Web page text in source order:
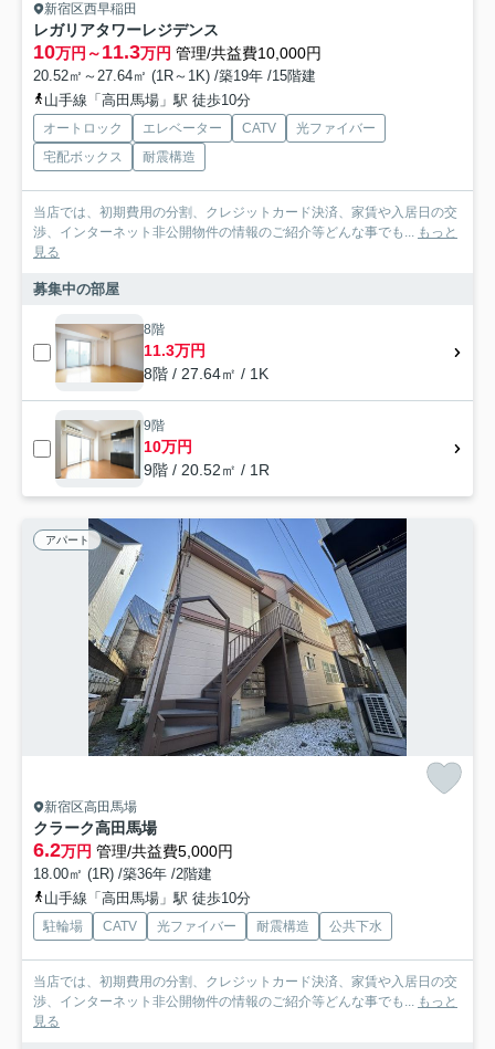
新宿区西早稲田
レガリアタワーレジデンス
10万円～11.3万円 管理/共益費10,000円
20.52㎡～27.64㎡ (1R～1K) /築19年 /15階建
山手線「高田馬場」駅 徒歩10分
オートロック エレベーター CATV
光ファイバー
宅配ボックス
耐震構造
当店では、初期費用の分割、クレジットカード決済、家賃や入居日の交
渉、インターネット非公開物件の情報のご紹介等どんな事でも... もっと
見る
募集中の部屋
8階
11.3万円
8階 / 27.64㎡ / 1K
9階
10万円
9階 / 20.52㎡ / 1R
アパート
新宿区高田馬場
クラーク高田馬場
6.2万円 管理/共益費5,000円
18.00㎡ (1R) /築36年 /2階建
山手線「高田馬場」駅 徒歩10分
駐輪場 CATV 光ファイバー 耐震構造 公共下水
当店では、初期費用の分割、クレジットカード決済、家賃や入居日の交
渉、インターネット非公開物件の情報のご紹介等どんな事でも... もっと
見る